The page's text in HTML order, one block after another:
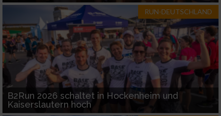
RUN-DEUTSCHLAND
B2Run 2026 schaltet in Hockenheim und
Kaiserslautern hoch